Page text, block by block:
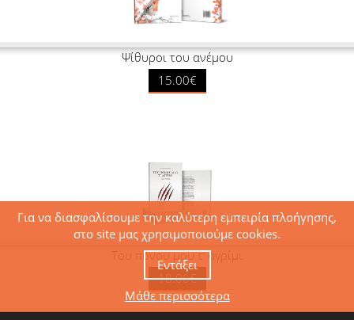
Για να διασφαλίσουμε την καλύτερη εμπειρία πλοήγησης,
στο site μας χρησιμοποιούμε cookies.
Εντάξει
Μάθε περισσότερα
Ψίθυροι του ανέμου
15.00€
Του πόνου μου τ’ αγρίμι
18.00€